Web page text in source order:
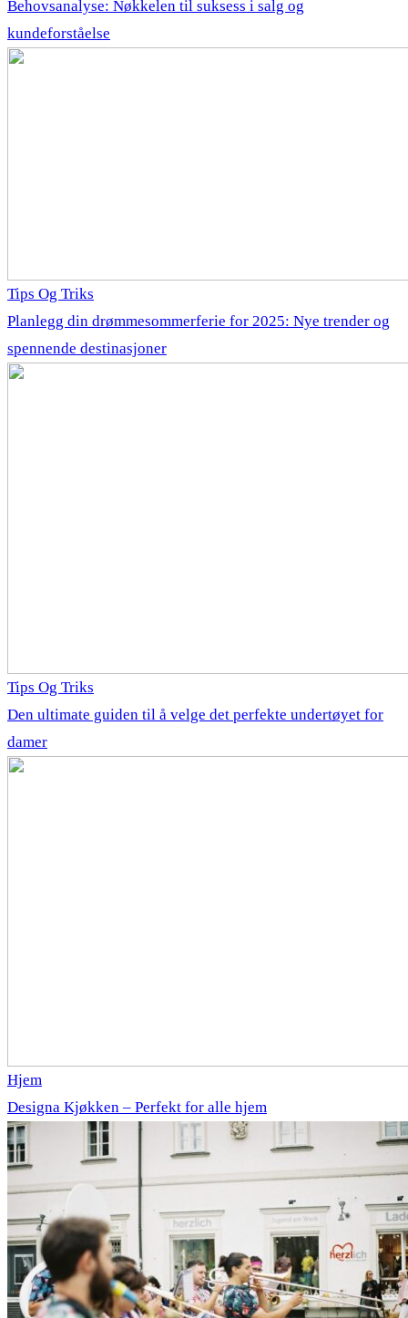
Behovsanalyse: Nøkkelen til suksess i salg og
kundeforståelse
Tips Og Triks
Planlegg din drømmesommerferie for 2025: Nye trender og
spennende destinasjoner
Tips Og Triks
Den ultimate guiden til å velge det perfekte undertøyet for
damer
Hjem
Designa Kjøkken – Perfekt for alle hjem